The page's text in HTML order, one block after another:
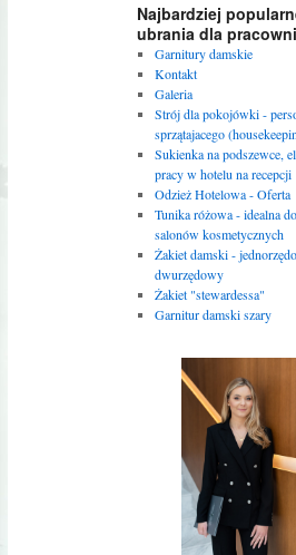
Najbardziej
ubrania dla
Garnitury damskie
Kontakt
Galeria
Strój dla pokojówki -
sprzątajacego
Sukienka na podszewce,
pracy w hotelu na recepcji
Odzież Hotelowa - Oferta
Tunika różowa - idealna
salonów kosmetycznych
Żakiet damski -
dwurzędowy
Żakiet "stewardessa"
Garnitur damski szary